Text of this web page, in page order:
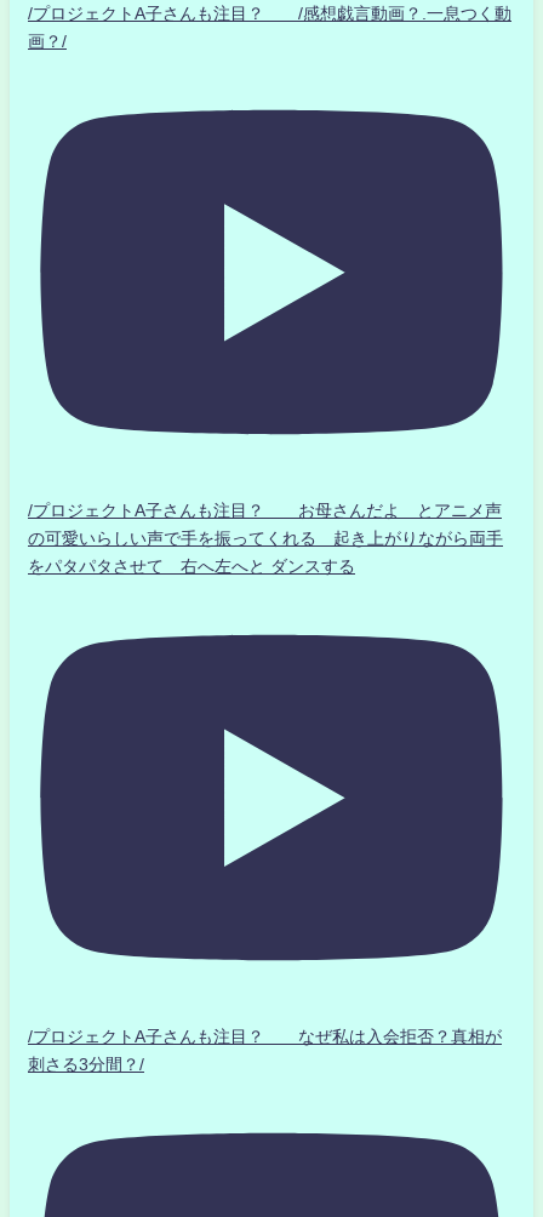
/プロジェクトA子さんも注目？ /感想戯言動画？.一息つく動
画？/
/プロジェクトA子さんも注目？ お母さんだよ とアニメ声
の可愛いらしい声で手を振ってくれる 起き上がりながら両手
をパタパタさせて 右へ左へと ダンスする
/プロジェクトA子さんも注目？ なぜ私は入会拒否？真相が
刺さる3分間？/